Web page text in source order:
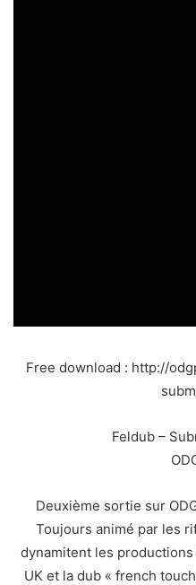
Free download : http://
Feldub –
Deuxième sortie sur
Toujours animé par les
dynamitent les
UK et la dub « french